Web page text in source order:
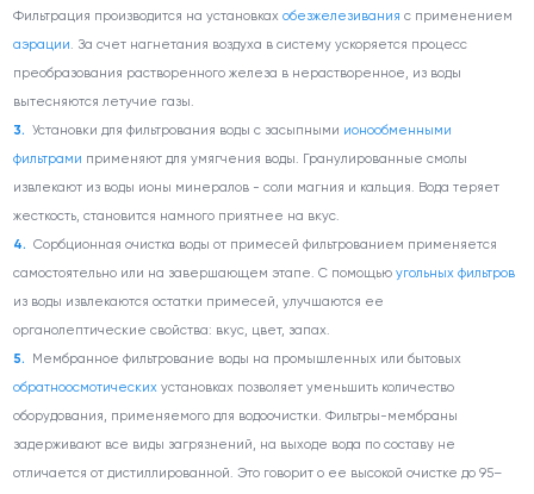
Фильтрация производится на установкахобезжелезивания с применением
аэрации. За счет нагнетания воздуха в систему ускоряется процесс
преобразования растворенного железа в нерастворенное, из воды
вытесняются летучие газы.
Установки для фильтрования воды с засыпными ионообменными
фильтрами применяют для умягчения воды. Гранулированные смолы
извлекают из воды ионы минералов - соли магния и кальция. Вода теряет
жесткость, становится намного приятнее на вкус.
Сорбционная очистка воды от примесей фильтрованием применяется
самостоятельно или на завершающем этапе. С помощьюугольных фильтров
из воды извлекаются остатки примесей, улучшаются ее
органолептические свойства: вкус, цвет, запах.
Мембранное фильтрование воды на промышленных или бытовых
обратноосмотических установках позволяет уменьшить количество
оборудования, применяемого для водоочистки. Фильтры-мембраны
задерживают все виды загрязнений, на выходе вода по составу не
отличается от дистиллированной. Это говорит о ее высокой очистке до 95–